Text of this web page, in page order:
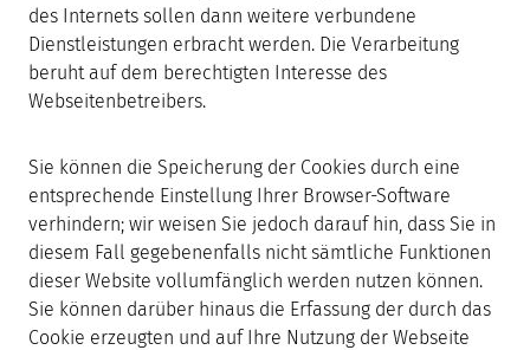
des Internets sollen dann weitere verbundene
Dienstleistungen erbracht werden. Die Verarbeitung
beruht auf dem berechtigten Interesse des
Webseitenbetreibers.
Sie können die Speicherung der Cookies durch eine
entsprechende Einstellung Ihrer Browser-Software
verhindern; wir weisen Sie jedoch darauf hin, dass Sie in
diesem Fall gegebenenfalls nicht sämtliche Funktionen
dieser Website vollumfänglich werden nutzen können.
Sie können darüber hinaus die Erfassung der durch das
Cookie erzeugten und auf Ihre Nutzung der Webseite